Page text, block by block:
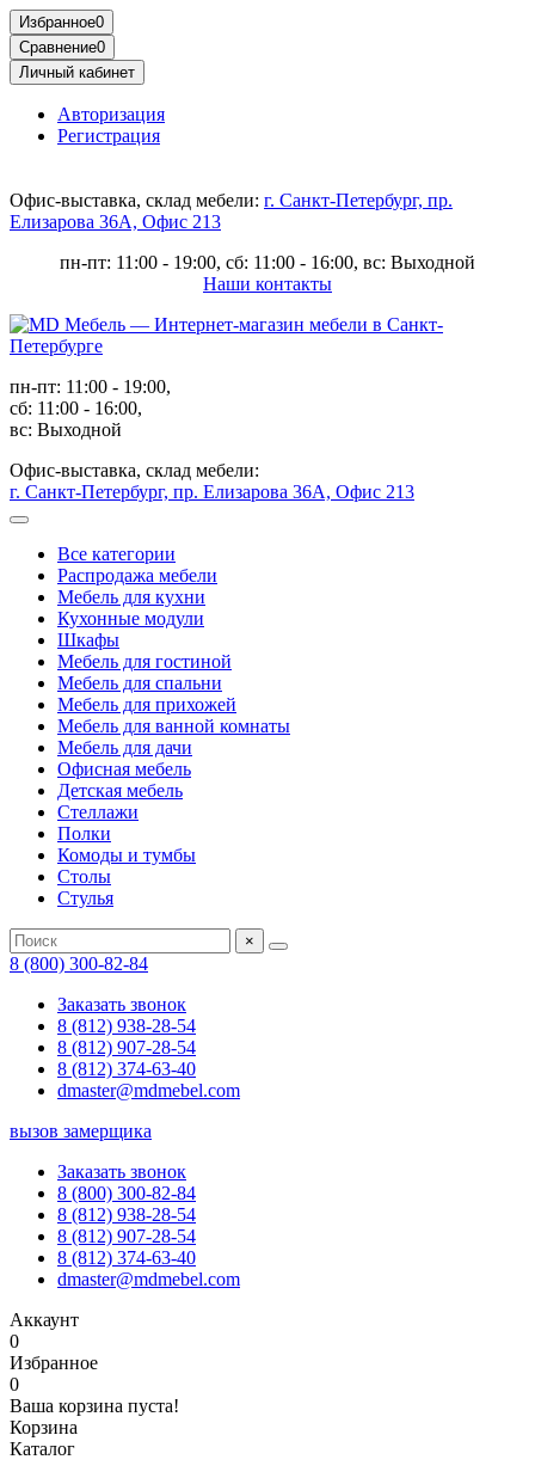
Избранное0
Сравнение0
Личный кабинет
Авторизация
Регистрация
Офис-выставка, склад мебели: г. Санкт-Петербург, пр.
Елизарова 36А, Офис 213
пн-пт: 11:00 - 19:00, сб: 11:00 - 16:00, вс: Выходной
Наши контакты
пн-пт: 11:00 - 19:00,
сб: 11:00 - 16:00,
вс: Выходной
Офис-выставка, склад мебели:
г. Санкт-Петербург, пр. Елизарова 36А, Офис 213
Все категории
Распродажа мебели
Мебель для кухни
Кухонные модули
Шкафы
Мебель для гостиной
Мебель для спальни
Мебель для прихожей
Мебель для ванной комнаты
Мебель для дачи
Офисная мебель
Детская мебель
Стеллажи
Полки
Комоды и тумбы
Столы
Стулья
×
8 (800) 300-82-84
Заказать звонок
8 (812) 938-28-54
8 (812) 907-28-54
8 (812) 374-63-40
dmaster@mdmebel.com
вызов замерщика
Заказать звонок
8 (800) 300-82-84
8 (812) 938-28-54
8 (812) 907-28-54
8 (812) 374-63-40
dmaster@mdmebel.com
Аккаунт
0
Избранное
0
Ваша корзина пуста!
Корзина
Каталог